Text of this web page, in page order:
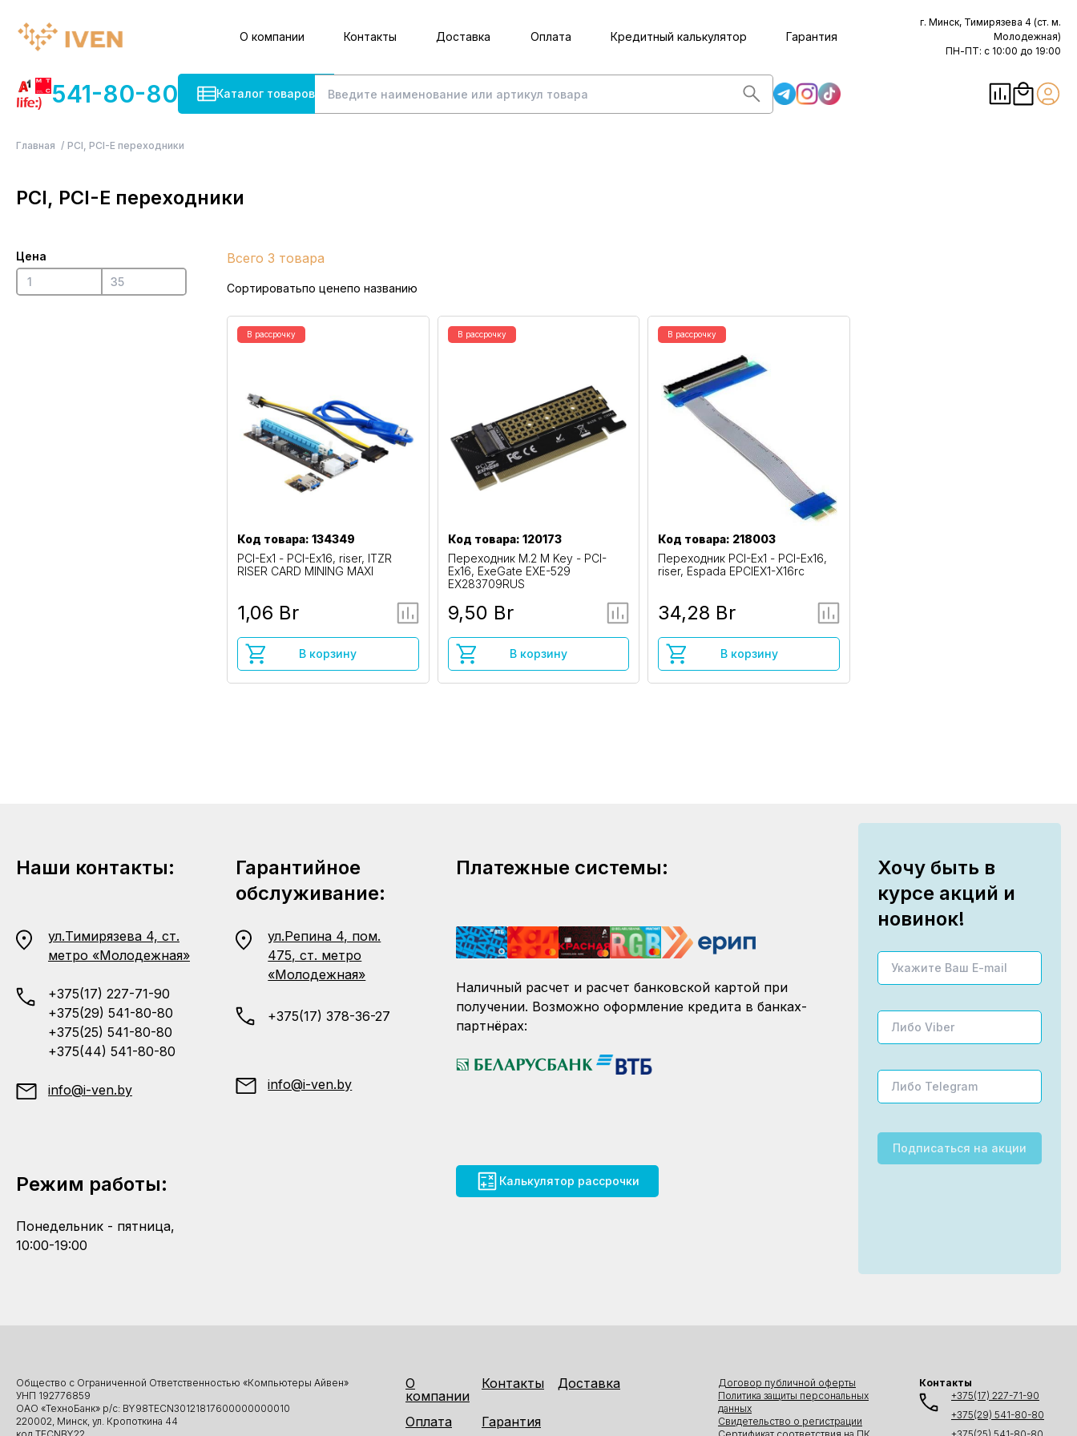
О компании Контакты Доставка Оплата Кредитный калькулятор Гарантия
г. Минск, Тимирязева 4 (ст. м.
Молодежная)
ПН-ПТ: с 10:00 до 19:00
541-80-80 Каталог товаров
Главная PCI, PCI-E переходники
PCI, PCI-E переходники
Цена Всего 3 товара
Сортироватьпо ценепо названию
В рассрочку
Код товара: 134349
PCI-Ex1 - PCI-Ex16, riser, ITZR
RISER CARD MINING MAXI
1,06 Br
В корзину
В рассрочку
Код товара: 120173
Переходник M.2 M Key - PCI-
Ex16, ExeGate EXE-529
EX283709RUS
9,50 Br
В корзину
В рассрочку
Код товара: 218003
Переходник PCI-Ex1 - PCI-Ex16,
riser, Espada EPCIEX1-X16rc
34,28 Br
В корзину
Наши контакты:
ул.Тимирязева 4, ст.
метро «Молодежная»
+375(17) 227-71-90
+375(29) 541-80-80
+375(25) 541-80-80
+375(44) 541-80-80
info@i-ven.by
Гарантийное
обслуживание:
ул.Репина 4, пом.
475, ст. метро
«Молодежная»
+375(17) 378-36-27
info@i-ven.by
Платежные системы:
Наличный расчет и расчет банковской картой при
получении. Возможно оформление кредита в банках-
партнёрах:
Режим работы:
Понедельник - пятница,
10:00-19:00
Калькулятор рассрочки
Хочу быть в
курсе акций и
новинок!
Подписаться на акции
Общество с Ограниченной Ответственностью «Компьютеры Айвен»
УНП 192776859
ОАО «ТехноБанк» р/с: BY98TECN30121817600000000010
220002, Минск, ул. Кропоткина 44
О
компании
Контакты Доставка
Оплата Гарантия
Договор публичной оферты
Политика защиты персональных
данных
Свидетельство о регистрации
Контакты
+375(17) 227-71-90
+375(29) 541-80-80